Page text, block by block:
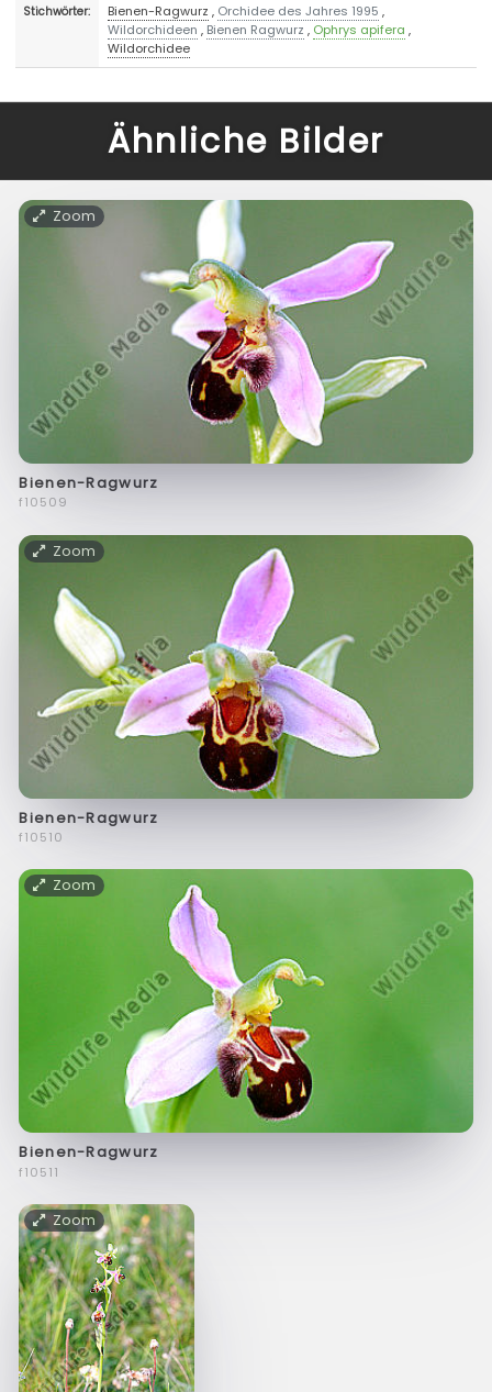
Stichwörter: Bienen-Ragwurz , Orchidee des Jahres 1995 ,
Wildorchideen , Bienen Ragwurz , Ophrys apifera ,
Wildorchidee
Ähnliche Bilder
Zoom
Bienen-Ragwurz
f10509
Zoom
Bienen-Ragwurz
f10510
Zoom
Bienen-Ragwurz
f10511
Zoom